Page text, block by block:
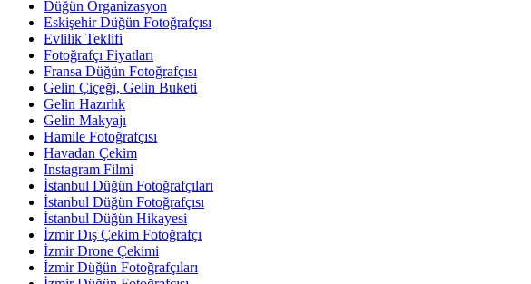
Düğün Organizasyon
Eskişehir Düğün Fotoğrafçısı
Evlilik Teklifi
Fotoğrafçı Fiyatları
Fransa Düğün Fotoğrafçısı
Gelin Çiçeği, Gelin Buketi
Gelin Hazırlık
Gelin Makyajı
Hamile Fotoğrafçısı
Havadan Çekim
Instagram Filmi
İstanbul Düğün Fotoğrafçıları
İstanbul Düğün Fotoğrafçısı
İstanbul Düğün Hikayesi
İzmir Dış Çekim Fotoğrafçı
İzmir Drone Çekimi
İzmir Düğün Fotoğrafçıları